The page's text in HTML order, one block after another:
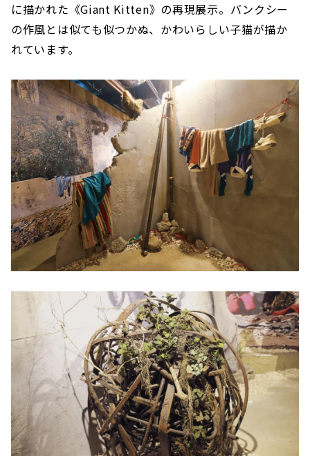
に描かれた《Giant Kitten》の再現展示。バンクシー
の作風とは似ても似つかぬ、かわいらしい子猫が描か
れています。